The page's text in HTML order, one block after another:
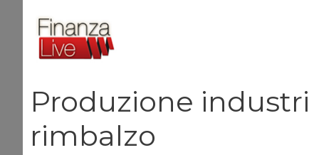
contenuto
Produzione
rimbalzo